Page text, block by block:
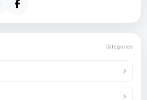
Categorias